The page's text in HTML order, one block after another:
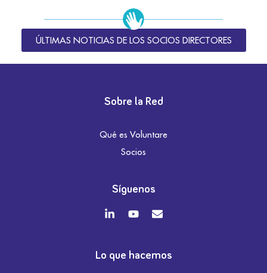
ÚLTIMAS NOTICIAS DE LOS SOCIOS DIRECTORES
Sobre la Red
Qué es Voluntare
Socios
Síguenos
Lo que hacemos